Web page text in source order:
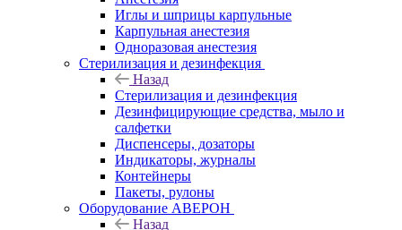
Иглы и шприцы карпульные
Карпульная анестезия
Одноразовая анестезия
Стерилизация и дезинфекция
Назад
Стерилизация и дезинфекция
Дезинфицирующие средства, мыло и
салфетки
Диспенсеры, дозаторы
Индикаторы, журналы
Контейнеры
Пакеты, рулоны
Оборудование АВЕРОН
Назад